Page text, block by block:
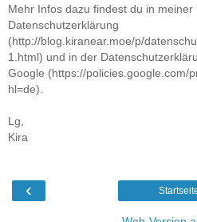
Mehr Infos dazu findest du in meiner
Datenschutzerklärung
(http://blog.kiranear.moe/p/
1.html) und in der
Google (https://policies.google.com/
hl=de).
Lg,
Kira
‹